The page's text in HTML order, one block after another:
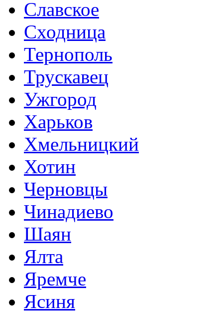
Славское
Сходница
Тернополь
Трускавец
Ужгород
Харьков
Хмельницкий
Хотин
Черновцы
Чинадиево
Шаян
Ялта
Яремче
Ясиня